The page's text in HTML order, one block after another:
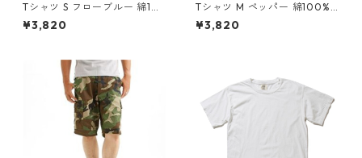
Tシャツ S フローブルー 綿10
0% 50回 ウォッシュ加工 ガー
メント後染め 6.2オンス ヘビ
¥3,820
Tシャツ M ペッパー 綿100% 5
0回 ウォッシュ加工 ガーメン
ト後染め 6.2オンス ヘビーウ
¥3,820